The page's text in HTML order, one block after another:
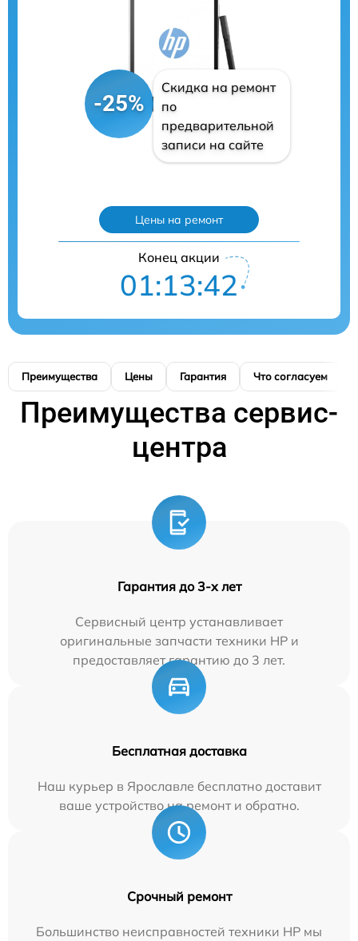
-25%
Скидка на ремонт
по
предварительной
записи на сайте
Цены на ремонт
Конец акции
01:13:41
Преимущества Цены Гарантия Что согласуем
Преимущества сервис-
центра
Гарантия до 3-х лет
Сервисный центр устанавливает
оригинальные запчасти техники HP и
предоставляет гарантию до 3 лет.
Бесплатная доставка
Наш курьер в Ярославле бесплатно доставит
ваше устройство на ремонт и обратно.
Срочный ремонт
Большинство неисправностей техники HP мы